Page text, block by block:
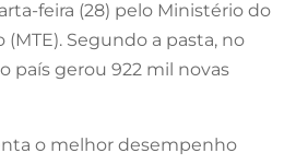
feira (28) pelo Ministério do
Segundo a pasta, no
país gerou 922 mil novas
o melhor desempenho